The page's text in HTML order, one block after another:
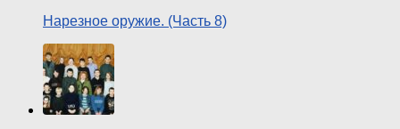
Нарезное оружие. (Часть 8)